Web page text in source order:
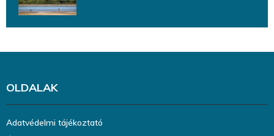
OLDALAK
Adatvédelmi tájékoztató